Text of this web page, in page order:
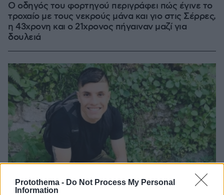
Protothema - Do Not Process My Personal
Information
Ο οδηγός του φορτηγού περιγράφει πώς έγινε το
τροχαίο με τους νεκρούς μάνα και γιο στις Σέρρες,
η 43χρονη και ο 21χρονος πήγαιναν μαζί για
δουλειά